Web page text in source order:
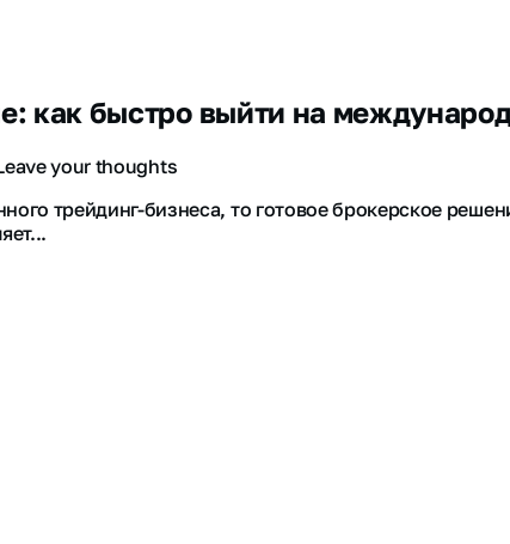
как быстро выйти на
your thoughts
трейдинг-бизнеса, то готовое брокерское